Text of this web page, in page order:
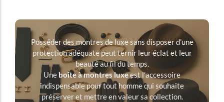
Posséder des montres de luxe sans disposer d'une
protection adéquate peut ternir leur éclat et leur
beauté au fil du temps.
Une boîte à montres luxeest l'accessoire
indispensable pour tout homme qui souhaite
préserver et mettre en valeur sa collection.